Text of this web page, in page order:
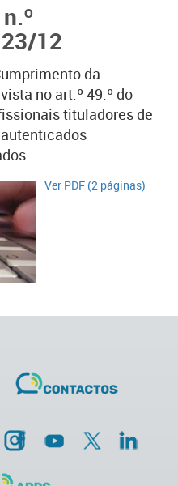
12
da
no art.º 49.º do
tituladores de
​Ver PDF (2 páginas)